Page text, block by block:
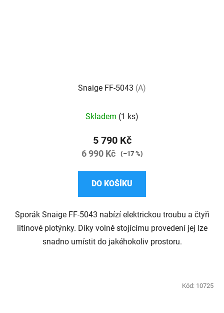
Snaige FF-5043 (A)
Skladem (1 ks)
5 790 Kč
6 990 Kč (–17 %)
DO KOŠÍKU
Sporák Snaige FF-5043 nabízí elektrickou troubu a čtyři
litinové plotýnky. Díky volně stojícímu provedení jej lze
snadno umístit do jakéhokoliv prostoru.
Kód: 10725